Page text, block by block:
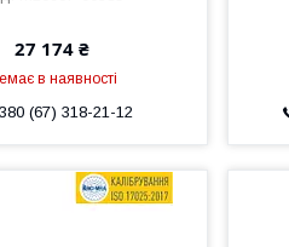
27 174 ₴
в наявності
(67) 318-21-12